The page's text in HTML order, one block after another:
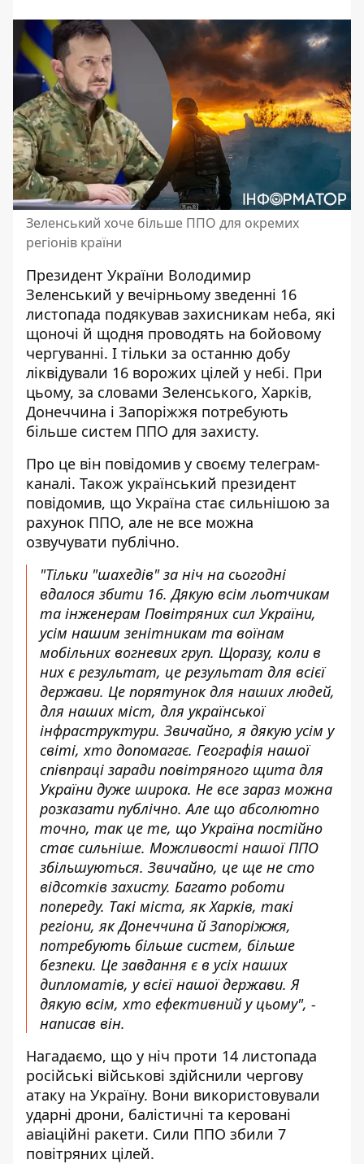
Зеленський хоче більше ППО для окремих
регіонів країни
Президент України Володимир
Зеленський у вечірньому зведенні 16
листопада подякував захисникам неба, які
щоночі й щодня проводять на бойовому
чергуванні. І тільки за останню добу
ліквідували 16 ворожих цілей у небі. При
цьому, за словами Зеленського, Харків,
Донеччина і Запоріжжя потребують
більше систем ППО для захисту.
Про це він повідомив у своєму телеграм-
каналі. Також український президент
повідомив, що Україна стає сильнішою за
рахунок ППО, але не все можна
озвучувати публічно.
"Тільки "шахедів" за ніч на сьогодні
вдалося збити 16. Дякую всім льотчикам
та інженерам Повітряних сил України,
усім нашим зенітникам та воїнам
мобільних вогневих груп. Щоразу, коли в
них є результат, це результат для всієї
держави. Це порятунок для наших людей,
для наших міст, для української
інфраструктури. Звичайно, я дякую усім у
світі, хто допомагає. Географія нашої
співпраці заради повітряного щита для
України дуже широка. Не все зараз можна
розказати публічно. Але що абсолютно
точно, так це те, що Україна постійно
стає сильніше. Можливості нашої ППО
збільшуються. Звичайно, це ще не сто
відсотків захисту. Багато роботи
попереду. Такі міста, як Харків, такі
регіони, як Донеччина й Запоріжжя,
потребують більше систем, більше
безпеки. Це завдання є в усіх наших
дипломатів, у всієї нашої держави. Я
дякую всім, хто ефективний у цьому", -
написав він.
Нагадаємо, що у ніч проти 14 листопада
російські військові здійснили чергову
атаку на Україну. Вони використовували
ударні дрони, балістичні та керовані
авіаційні ракети. Сили ППО збили 7
повітряних цілей.